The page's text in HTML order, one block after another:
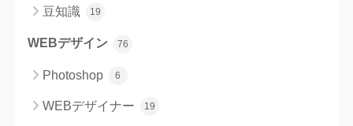
豆知識 19
WEBデザイン 76
Photoshop 6
WEBデザイナー 19